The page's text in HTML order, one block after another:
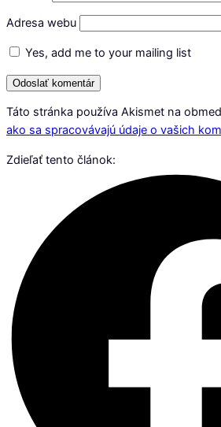
Adresa webu
Yes, add me to your mailing list
Táto stránka používa Akismet na
ako sa spracovávajú údaje o vašich
Zdieľať tento článok: